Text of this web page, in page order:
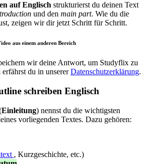
auf Englisch strukturierst du deinen Text
und den main part. Wie du die
zeigen wir dir jetzt Schritt für Schritt.
aus einem anderen Bereich
wir deine Antwort, um Studyflix zu
du in unsererDatenschutzerklärung.
schreiben Englisch
Einleitung) nennst du die wichtigsten
vorliegenden Textes. Dazu gehören:
, Kurzgeschichte, etc.)